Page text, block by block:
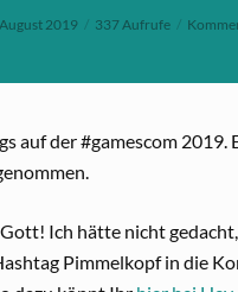
2019 337 Aufrufe
auf der #gamescom 2019.
Ich hätte nicht
Pimmelkopf in die